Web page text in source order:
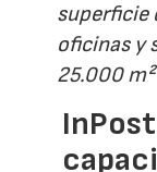
superficie
oficinas y
25.000 m²